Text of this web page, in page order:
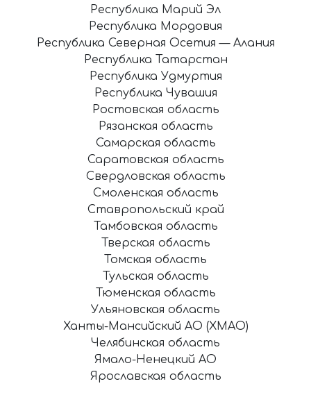
Республика Марий Эл
Республика Мордовия
Республика Северная Осетия — Алания
Республика Татарстан
Республика Удмуртия
Республика Чувашия
Ростовская область
Рязанская область
Самарская область
Саратовская область
Свердловская область
Смоленская область
Ставропольский край
Тамбовская область
Тверская область
Томская область
Тульская область
Тюменская область
Ульяновская область
Ханты-Мансийский АО (ХМАО)
Челябинская область
Ямало-Ненецкий АО
Ярославская область